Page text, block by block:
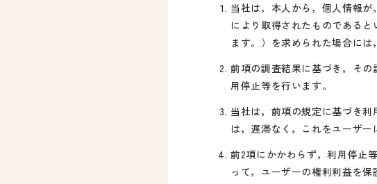
当社は，本人から，個人情報
により取得されたものである
ます。）を求められた場合には
前項の調査結果に基づき，そ
用停止等を行います。
当社は，前項の規定に基づき
は，遅滞なく，これをユーザー
前2項にかかわらず，利用停止
って，ユーザーの権利利益を保